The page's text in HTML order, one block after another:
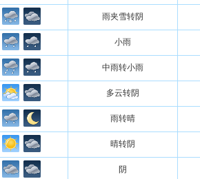
雨夹雪转阴
小雨
中雨转小雨
多云转阴
雨转晴
晴转阴
阴